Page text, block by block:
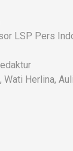
LSP Pers
Wati Herlina,